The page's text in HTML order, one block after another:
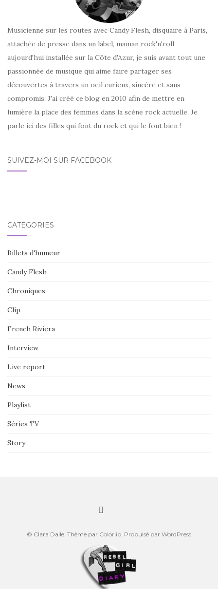
Musicienne sur les routes avec Candy Flesh, disquaire à Paris,
attachée de presse dans un label, maman rock'n'roll
aujourd'hui installée sur la Côte d'Azur, je suis avant tout une
passionnée de musique qui aime faire partager ses
découvertes à travers un oeil curieux, sincère et sans
compromis. J'ai créé ce blog en 2010 afin de mettre en
lumière la place des femmes dans la scène rock actuelle. Je
parle ici des filles qui font du rock et qui le font bien !
SUIVEZ-MOI SUR FACEBOOK
CATÉGORIES
Billets d'humeur
Candy Flesh
Chroniques
Clip
French Riviera
Interview
Live report
News
Playlist
Séries TV
Story
© Clara Dalle. Thème par Colorlib. Propulsé par WordPress